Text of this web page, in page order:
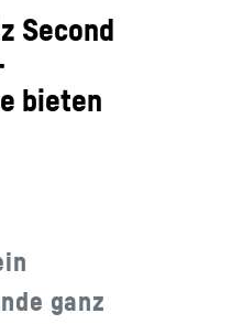
Second
bieten
ganz